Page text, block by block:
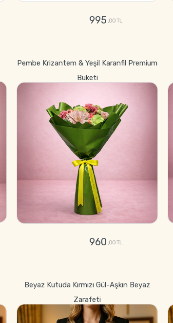
995 ,00 TL
Pembe Krizantem & Yeşil Karanfil Premium
Buketi
960 ,00 TL
Beyaz Kutuda Kırmızı Gül-Aşkın Beyaz
Zarafeti